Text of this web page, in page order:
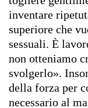
inventare
superiore che
sessuali. È
non otteniamo
svolgerlo».
della forza per
necessario al